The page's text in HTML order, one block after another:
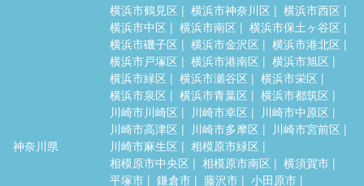
神奈川県
横浜市鶴見区 横浜市神奈川区
横浜市西区
横浜市中区
横浜市南区
横浜市保土ヶ谷区
横浜市磯子区
横浜市金沢区
横浜市港北区
横浜市戸塚区
横浜市港南区
横浜市旭区
横浜市緑区
横浜市瀬谷区
横浜市栄区
横浜市泉区
横浜市青葉区
横浜市都筑区
川崎市川崎区
川崎市幸区
川崎市中原区
川崎市高津区
川崎市多摩区
川崎市宮前区
川崎市麻生区
相模原市緑区
相模原市中央区
相模原市南区
横須賀市
平塚市
鎌倉市 藤沢市
小田原市